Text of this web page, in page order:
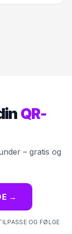
QR-
– gratis og
→
OG FØLGE